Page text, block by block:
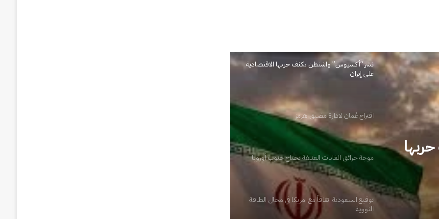
نشر “أكسيوس” واشنطن تكثف حربها الاقتصادية
على إيران
اقتراح عُمان لادارة مضيق هرمز
موجة حرائق الغابات العنيفة تجتاح جنوب أوروبا
توقيع السعودية اتفاقاً مع امريكا في مجال الطاقة
النووية